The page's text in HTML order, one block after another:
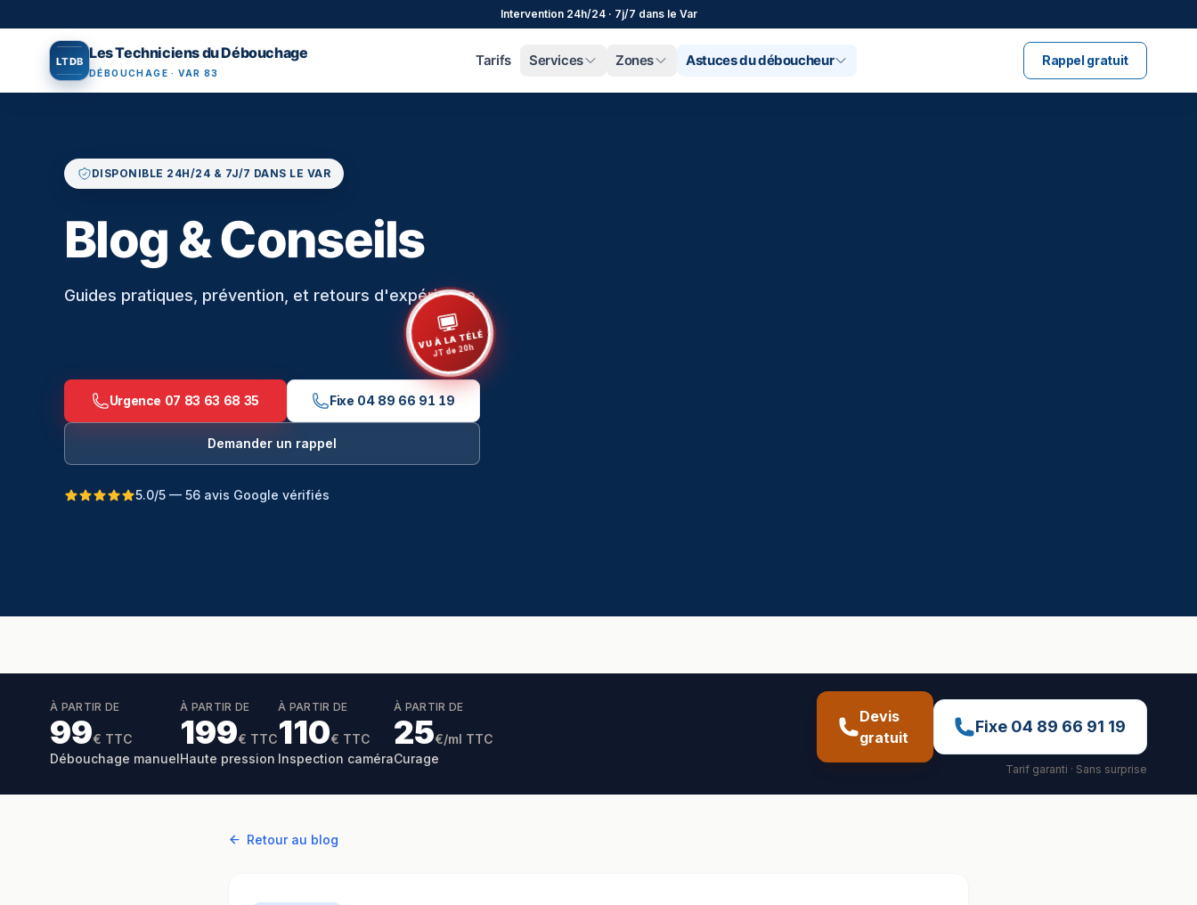
Intervention 24h/24 · 7j/7 dans le Var
LTDB Les Techniciens du Débouchage
DÉBOUCHAGE · VAR 83
Tarifs Services Zones Astuces du déboucheur Rappel gratuit
DISPONIBLE 24H/24 & 7J/7 DANS LE VAR
Blog & Conseils
Guides pratiques, prévention, et retours d'expérience.
Urgence 07 83 63 68 35 Fixe 04 89 66 91 19
VU À LA TÉLÉ
JT de 20h
Demander un rappel
5.0/5 — 56 avis Google vérifiés
À PARTIR DE
99€ TTC
Débouchage manuel
À PARTIR DE
199€ TTC
Haute pression
À PARTIR DE
110€ TTC
Inspection caméra
À PARTIR DE
25€/ml TTC
Curage
Devis
gratuit
Fixe 04 89 66 91 19
Tarif garanti · Sans surprise
Retour au blog